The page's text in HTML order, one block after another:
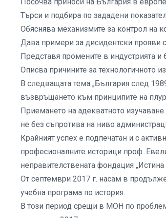
Търси и подбира по зададени
Обяснява механизмите за контрол на
Дава примери за дисидентски прояви
Представя промените в индустрията и
Описва причините за технологичното
В следващата тема „България след
възвръщането към принципите на
Приемането на адекватното
не без съпротива на ниво
Крайният успех е подпечатан и с
професионалните историци проф.
неправителствената фондация
От септември 2017 г. насам в
учебна програма по история.
В този период срещи в МОН по